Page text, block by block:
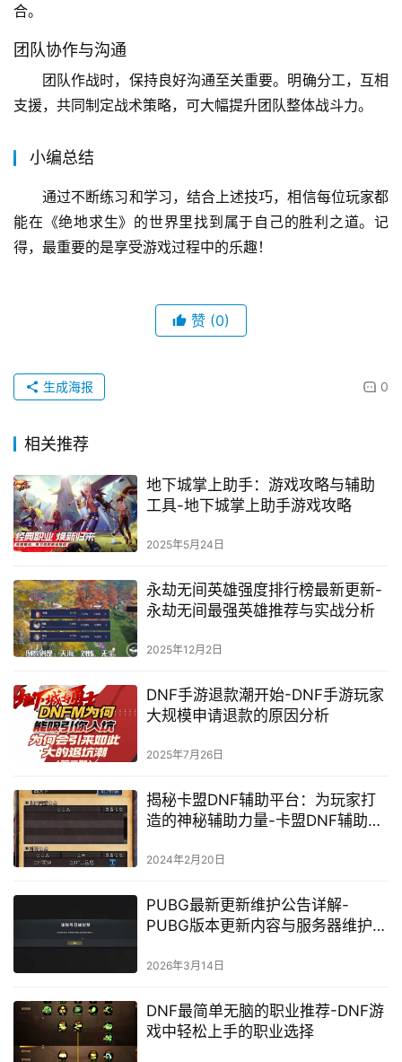
合。
团队协作与沟通
团队作战时，保持良好沟通至关重要。明确分工，互相
支援，共同制定战术策略，可大幅提升团队整体战斗力。
小编总结
通过不断练习和学习，结合上述技巧，相信每位玩家都
能在《绝地求生》的世界里找到属于自己的胜利之道。记
得，最重要的是享受游戏过程中的乐趣！
赞 (0)
0
生成海报
相关推荐
地下城掌上助手：游戏攻略与辅助
工具-地下城掌上助手游戏攻略
2025年5月24日
永劫无间英雄强度排行榜最新更新-
永劫无间最强英雄推荐与实战分析
2025年12月2日
DNF手游退款潮开始-DNF手游玩家
大规模申请退款的原因分析
2025年7月26日
揭秘卡盟DNF辅助平台：为玩家打
造的神秘辅助力量-卡盟DNF辅助平
2024年2月20日
PUBG最新更新维护公告详解-
PUBG版本更新内容与服务器维护时
2026年3月14日
DNF最简单无脑的职业推荐-DNF游
戏中轻松上手的职业选择